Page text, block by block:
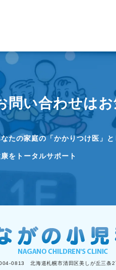
問い合わせは
たの家庭の「かかりつけ医」と
をトータルサポート
0813 北海道札幌市清田区美しが丘三条